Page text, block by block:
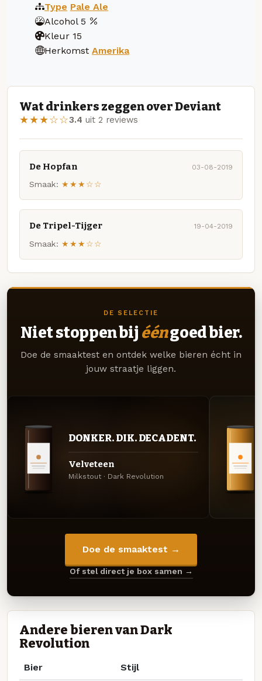
Type Pale Ale
Alcohol 5
Kleur 15
Herkomst Amerika
Wat drinkers zeggen over Deviant
★★★☆☆3.4 uit 2 reviews
De Hopfan 03-08-2019
Smaak: ★★★☆☆
De Tripel-Tijger 19-04-2019
Smaak: ★★★☆☆
DE SELECTIE
Niet stoppen bij ééngoed bier.
Doe de smaaktest en ontdek welke bieren écht in
jouw straatje liggen.
DONKER. DIK. DECADENT.
Velveteen
Milkstout · Dark Revolution
Doe de smaaktest →
Of stel direct je box samen →
Andere bieren van Dark
Revolution
Bier Stijl